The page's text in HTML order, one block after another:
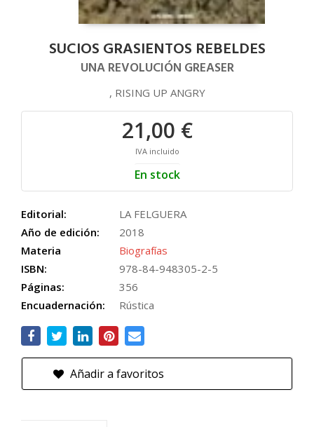
SUCIOS GRASIENTOS REBELDES
UNA REVOLUCIÓN GREASER
, RISING UP ANGRY
21,00 €
IVA incluido
En stock
Editorial:
LA FELGUERA
Año de edición:
2018
Materia
Biografías
ISBN:
978-84-948305-2-5
Páginas:
356
Encuadernación:
Rústica
Añadir a favoritos